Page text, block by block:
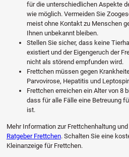
für die unterschiedlichen Aspekte
wie möglich. Vermeiden Sie
meist ohne Kontakt zu Menschen
Ihnen unbekannt bleiben.
Stellen Sie sicher, dass keine
existiert und der Eigengeruch der
nicht als störend empfunden wird.
Frettchen müssen gegen
Parvovirose, Hepatitis und
Frettchen erreichen ein Alter von 8
dass für alle Fälle eine Betreuung
ist.
Mehr Information zur Frettchenhaltung
Ratgeber Frettchen. Schalten Sie eine
Kleinanzeige für Frettchen.